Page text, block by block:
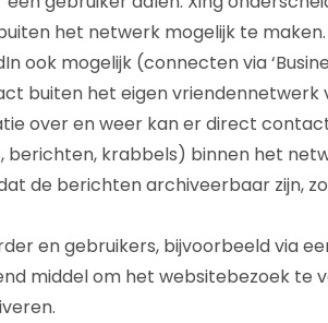
het netwerk mogelijk te maken.
ook mogelijk (connecten via
buiten het eigen
over en weer kan er direct contact
krabbels) binnen het
de berichten archiveerbaar zijn,
en gebruikers, bijvoorbeeld via
middel om het websitebezoek te